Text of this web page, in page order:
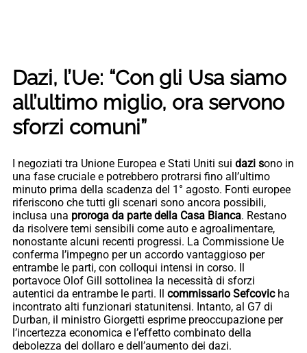
Dazi, l’Ue: “Con gli Usa siamo
all’ultimo miglio, ora servono
sforzi comuni”
I negoziati tra Unione Europea e Stati Uniti sui dazi sono in
una fase cruciale e potrebbero protrarsi fino all’ultimo
minuto prima della scadenza del 1° agosto. Fonti europee
riferiscono che tutti gli scenari sono ancora possibili,
inclusa una proroga da parte della Casa Bianca. Restano
da risolvere temi sensibili come auto e agroalimentare,
nonostante alcuni recenti progressi. La Commissione Ue
conferma l’impegno per un accordo vantaggioso per
entrambe le parti, con colloqui intensi in corso. Il
portavoce Olof Gill sottolinea la necessità di sforzi
autentici da entrambe le parti. Il commissario Sefcovicha
incontrato alti funzionari statunitensi. Intanto, al G7 di
Durban, il ministro Giorgetti esprime preoccupazione per
l’incertezza economica e l’effetto combinato della
debolezza del dollaro e dell’aumento dei dazi.